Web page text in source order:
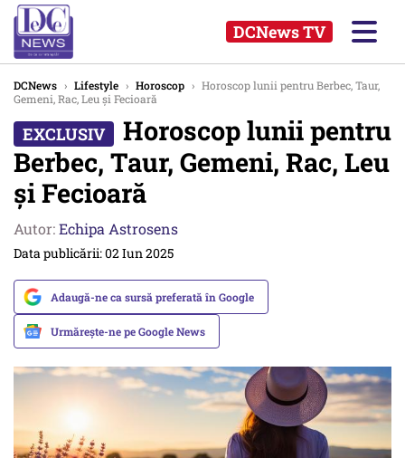
DCNews TV
DCNews › Lifestyle › Horoscop › Horoscop lunii pentru Berbec, Taur,
Gemeni, Rac, Leu și Fecioară
Horoscop lunii pentru
Berbec, Taur, Gemeni, Rac, Leu
și Fecioară
Autor:Echipa Astrosens
Data publicării: 02 Iun 2025
Adaugă-ne ca sursă preferată în Google
Urmărește-ne pe Google News